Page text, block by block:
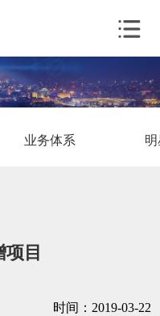
业务体系
目
时间：2019-03-22